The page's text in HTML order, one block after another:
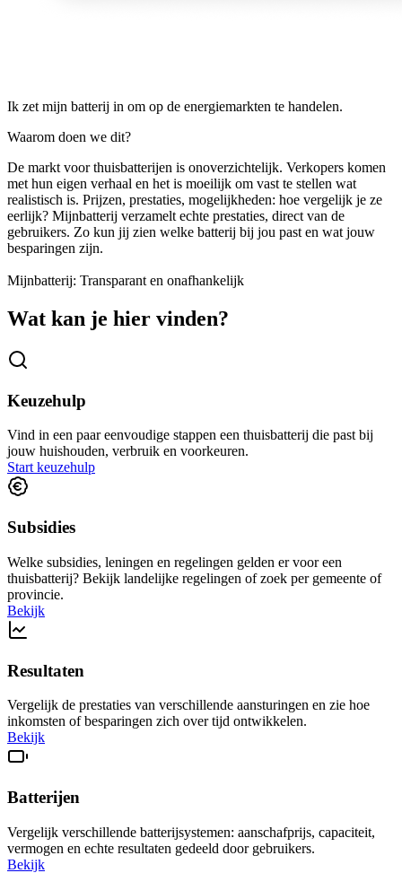
Ik zet mijn batterij in om op de energiemarkten te handelen.
Waarom doen we dit?
De markt voor thuisbatterijen is onoverzichtelijk. Verkopers komen
met hun eigen verhaal en het is moeilijk om vast te stellen wat
realistisch is. Prijzen, prestaties, mogelijkheden: hoe vergelijk je ze
eerlijk? Mijnbatterij verzamelt echte prestaties, direct van de
gebruikers. Zo kun jij zien welke batterij bij jou past en wat jouw
besparingen zijn.
Mijnbatterij: Transparant en onafhankelijk
Wat kan je hier vinden?
Keuzehulp
Vind in een paar eenvoudige stappen een thuisbatterij die past bij
jouw huishouden, verbruik en voorkeuren.
Start keuzehulp
Subsidies
Welke subsidies, leningen en regelingen gelden er voor een
thuisbatterij? Bekijk landelijke regelingen of zoek per gemeente of
provincie.
Bekijk
Resultaten
Vergelijk de prestaties van verschillende aansturingen en zie hoe
inkomsten of besparingen zich over tijd ontwikkelen.
Bekijk
Batterijen
Vergelijk verschillende batterijsystemen: aanschafprijs, capaciteit,
vermogen en echte resultaten gedeeld door gebruikers.
Bekijk